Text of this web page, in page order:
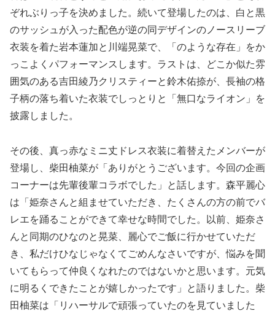
ぞれぶりっ子を決めました。続いて登場したのは、白と黒
のサッシュが入った配色が逆の同デザインのノースリーブ
衣装を着た岩本蓮加と川端晃菜で、「のような存在」をか
っこよくパフォーマンスします。ラストは、どこか似た雰
囲気のある吉田綾乃クリスティーと鈴木佑捺が、長袖の格
子柄の落ち着いた衣装でしっとりと「無口なライオン」を
披露しました。
その後、真っ赤なミニ丈ドレス衣装に着替えたメンバーが
登場し、柴田柚菜が「ありがとうございます。今回の企画
コーナーは先輩後輩コラボでした」と話します。森平麗心
は「姫奈さんと組ませていただき、たくさんの方の前でバ
レエを踊ることができて幸せな時間でした。以前、姫奈さ
んと同期のひなのと晃菜、麗心でご飯に行かせていただ
き、私だけひなじゃなくてごめんなさいですが、悩みを聞
いてもらって仲良くなれたのではないかと思います。元気
に明るくできたことが嬉しかったです」と語りました。柴
田柚菜は「リハーサルで頑張っていたのを見ていました